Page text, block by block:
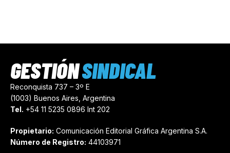
Reconquista 737 – 3º E
(1003) Buenos Aires, Argentina
Tel. +54 11 5235 0896 Int 202
Propietario: Comunicación Editorial Gráfica Argentina S.A.
Número de Registro: 44103971
GESTIÓNSINDICAL